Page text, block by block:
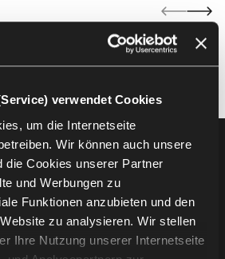
verwendet Cookies
um die Internetseite
Wir können auch unsere
die Cookies unserer Partner
und Werbungen zu
Funktionen anzubieten und den
zu analysieren. Wir stellen
Ihre Nutzung unserer Internetseite